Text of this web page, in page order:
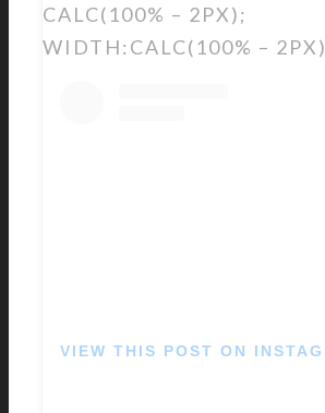
CALC(100% – 2PX);
WIDTH:CALC(100% –
VIEW THIS POST ON